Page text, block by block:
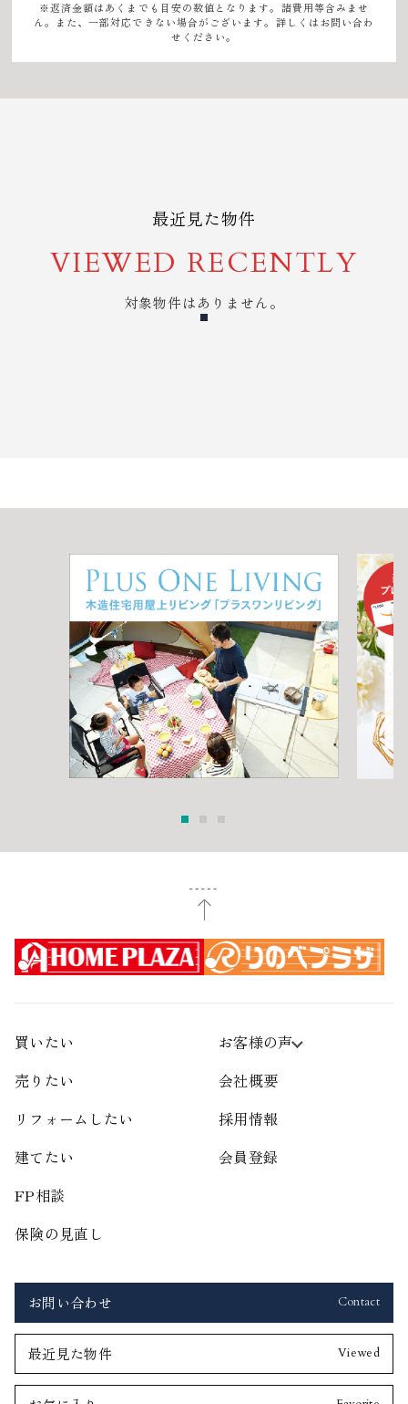
※返済金額はあくまでも目安の数値となります。諸費用等含みませ
ん。また、一部対応できない場合がございます。詳しくはお問い合わ
せください。
最近見た物件
VIEWED RECENTLY
対象物件はありません。
買いたい
売りたい
リフォームしたい
建てたい
FP相談
保険の見直し
お客様の声
会社概要
採用情報
会員登録
お問い合わせ Contact
最近見た物件 Viewed